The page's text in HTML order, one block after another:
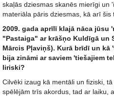
skaļās dziesmas skanēs mierīgi un
materiāla pāris dziesmas, kā arī šis
2009. gada aprīlī klajā nāca jūsu
"Pastaiga" ar krāšņo Kuldīgā un
Mārcis Pļaviņš). Kurā brīdī un
bija zināmi ar saviem 'tiešajiem
liriski?
Cilvēki izaug kā mentāli un fiziski,
spēlējām trīs akordus, tad ar laiku,